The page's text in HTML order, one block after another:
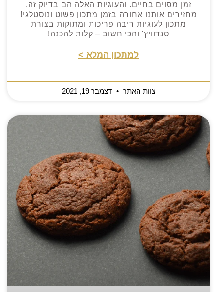
זמן מסוים בחיים. והעוגיות האלה הם בדיוק זה.
מחזירים אותנו אחורה בזמן מתכון פשוט ונוסטלגי!
מתכון לעוגיות ריבה פריכות ומתוקות בצורת
סנדוויץ' והכי חשוב – קלות להכנה!
למתכון המלא >
צוות האתר דצמבר 19, 2021